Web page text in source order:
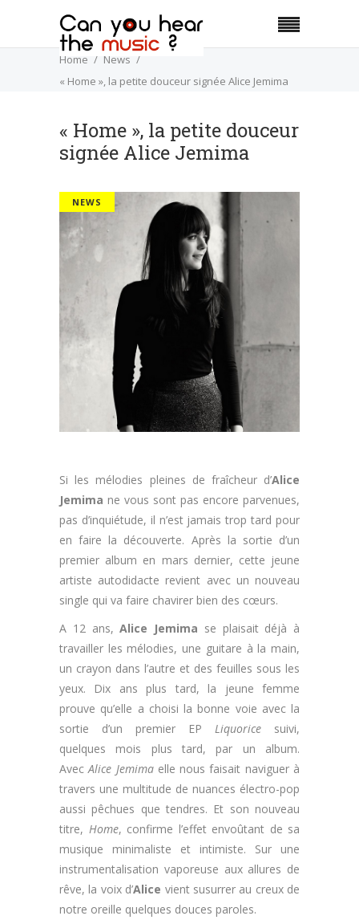
Home
News
« Home », la petite douceur signée Alice Jemima
« Home », la petite douceur
signée Alice Jemima
NEWS
Si les mélodies pleines de fraîcheur d’Alice
Jemima ne vous sont pas encore parvenues,
pas d’inquiétude, il n’est jamais trop tard pour
en faire la découverte. Après la sortie d’un
premier album en mars dernier, cette jeune
artiste autodidacte revient avec un nouveau
single qui va faire chavirer bien des cœurs.
A 12 ans,Alice Jemima se plaisait déjà à
travailler les mélodies, une guitare à la main,
un crayon dans l’autre et des feuilles sous les
yeux. Dix ans plus tard, la jeune femme
prouve qu’elle a choisi la bonne voie avec la
sortie d’un premier EP Liquorice suivi,
quelques mois plus tard, par un album.
Avec Alice Jemimaelle nous faisait naviguer à
travers une multitude de nuances électro-pop
aussi pêchues que tendres. Et son nouveau
titre, Home, confirme l’effet envoûtant de sa
musique minimaliste et intimiste. Sur une
instrumentalisation vaporeuse aux allures de
rêve, la voix d’Alice vient susurrer au creux de
notre oreille quelques douces paroles.